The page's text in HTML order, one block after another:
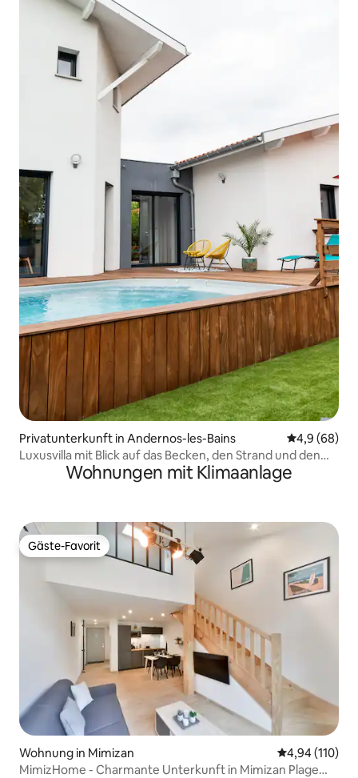
Privatunterkunft in Andernos-les-Bains
4,9 (68)
Luxusvilla mit Blick auf das Becken, den Strand und den
beheizten PoolWohnungen mit Klimaanlage
Gäste-Favorit
Gäste-Favorit
Wohnung in Mimizan
4,94 (110)
MimizHome - Charmante Unterkunft in Mimizan Plage